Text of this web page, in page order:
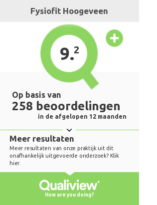
Fysiofit Hoogeveen
9.2
Op basis van
258 beoordelingen
in de afgelopen 12 maanden
Meer resultaten
Meer resultaten van onze praktijk uit dit
onafhankelijk uitgevoerde onderzoek? Klik
hier.
How are you doing?